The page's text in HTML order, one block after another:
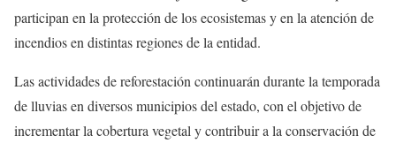
participan en la protección de los ecosistemas y en la atención de
incendios en distintas regiones de la entidad.
Las actividades de reforestación continuarán durante la temporada
de lluvias en diversos municipios del estado, con el objetivo de
incrementar la cobertura vegetal y contribuir a la conservación de